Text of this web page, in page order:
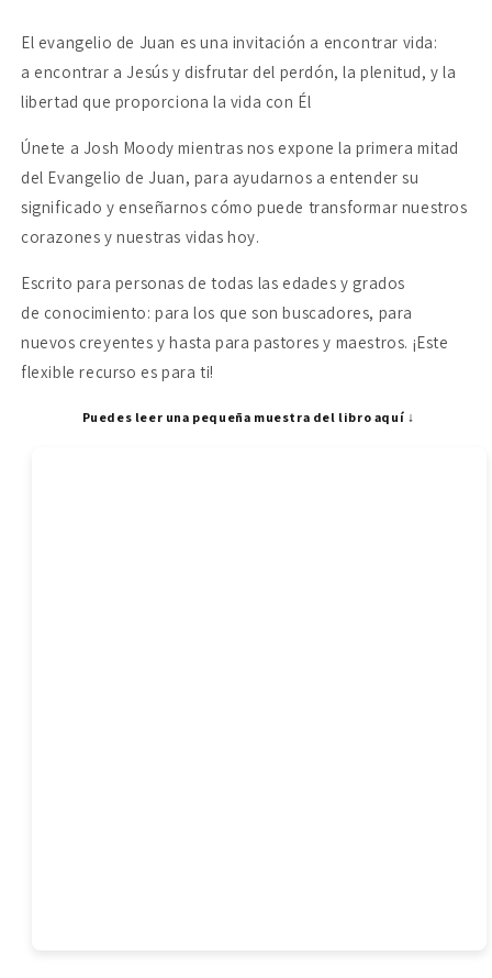
El evangelio de Juan es una invitación a encontrar vida:
a encontrar a Jesús y disfrutar del perdón, la plenitud, y la
libertad que proporciona la vida con Él
Únete a Josh Moody mientras nos expone la primera mitad
del Evangelio de Juan, para ayudarnos a entender su
significado y enseñarnos cómo puede transformar nuestros
corazones y nuestras vidas hoy.
Escrito para personas de todas las edades y grados
de conocimiento: para los que son buscadores, para
nuevos creyentes y hasta para pastores y maestros. ¡Este
flexible recurso es para ti!
Puedes leer una pequeña muestra del libro aquí ↓